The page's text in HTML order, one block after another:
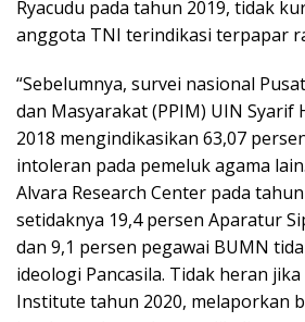
Ryacudu pada tahun 2019, tidak
anggota TNI terindikasi terpapar
“Sebelumnya, survei nasional
dan Masyarakat (PPIM) UIN Syarif
2018 mengindikasikan 63,07
intoleran pada pemeluk agama
Alvara Research Center pada
setidaknya 19,4 persen Aparatur
dan 9,1 persen pegawai BUMN
ideologi Pancasila. Tidak heran
Institute tahun 2020, melaporkan